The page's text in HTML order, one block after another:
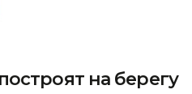
на берегу